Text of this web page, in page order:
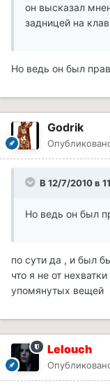
он высказал
задницей на
Но ведь он был
Godrik
В 12/7/2010 в
Но ведь он был
по сути да , и был
что я не от
упомянутых вещей
Lelouch